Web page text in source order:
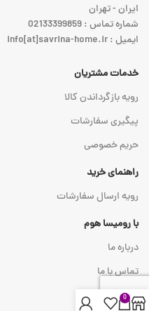
ایران - تهران
شماره تماس : 02133399859
ایمیل : info[at]savrina-home.ir
خدمات مشتریان
رویه بازگرداندن کالا
پیگیری سفارشات
حریم خصوصی
راهنمای خرید
رویه ارسال سفارشات
با رومیسا هوم
درباره ما
تماس با ما
0